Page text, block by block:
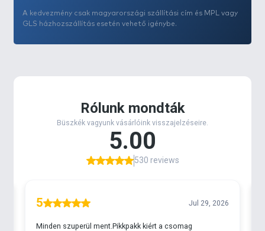
gyűrűkben, ezáltal:
300 m kiszerelés – kompromisszummentes
A 300 méteres hossz ideális választás:
távdobó horgászathoz,
nagyobb dobátmérőjű orsókhoz,
Ez a kiszerelés már kifejezetten tudatos, PRO szintű
felhasználásra lett pozícionálva.
A kedvezmény csak magyarországi szállítási cím és MPL vagy
GLS házhozszállítás esetén vehető igénybe.